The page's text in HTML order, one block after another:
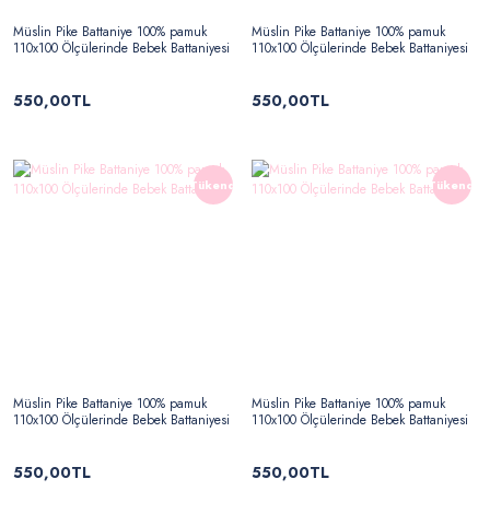
Müslin Pike Battaniye 100% pamuk
110x100 Ölçülerinde Bebek Battaniyesi
550,00TL
Müslin Pike Battaniye 100% pamuk
110x100 Ölçülerinde Bebek Battaniyesi
550,00TL
Tükendi
Müslin Pike Battaniye 100% pamuk
110x100 Ölçülerinde Bebek Battaniyesi
550,00TL
Tükendi
Müslin Pike Battaniye 100% pamuk
110x100 Ölçülerinde Bebek Battaniyesi
550,00TL